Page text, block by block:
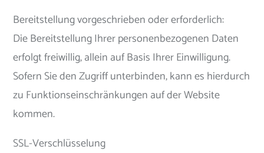
Bereitstellung vorgeschrieben oder erforderlich:
Die Bereitstellung Ihrer personenbezogenen Daten
erfolgt freiwillig, allein auf Basis Ihrer Einwilligung.
Sofern Sie den Zugriff unterbinden, kann es hierdurch
zu Funktionseinschränkungen auf der Website
kommen.
SSL-Verschlüsselung